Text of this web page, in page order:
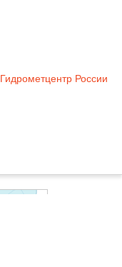
Гидрометцентр России